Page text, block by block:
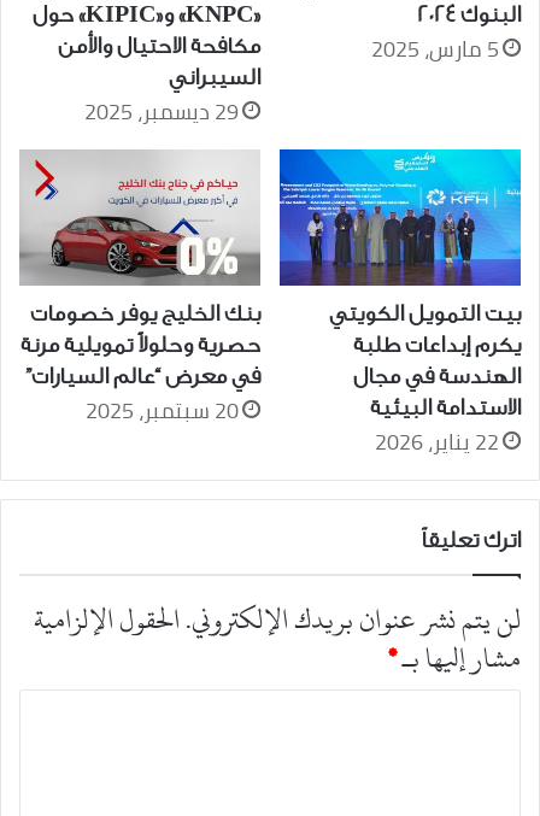
البنوك 2024
5 مارس، 2025
«KNPC» و«KIPIC» حول
مكافحة الاحتيال والأمن
السيبراني
29 ديسمبر، 2025
بيت التمويل الكويتي
يكرم إبداعات طلبة
الهندسة في مجال
الاستدامة البيئية
22 يناير، 2026
بنك الخليج يوفر خصومات
حصرية وحلولاً تمويلية مرنة
في معرض “عالم السيارات”
20 سبتمبر، 2025
اترك تعليقاً
لن يتم نشر عنوان بريدك الإلكتروني.الحقول الإلزامية
مشار إليها بـ*
ا